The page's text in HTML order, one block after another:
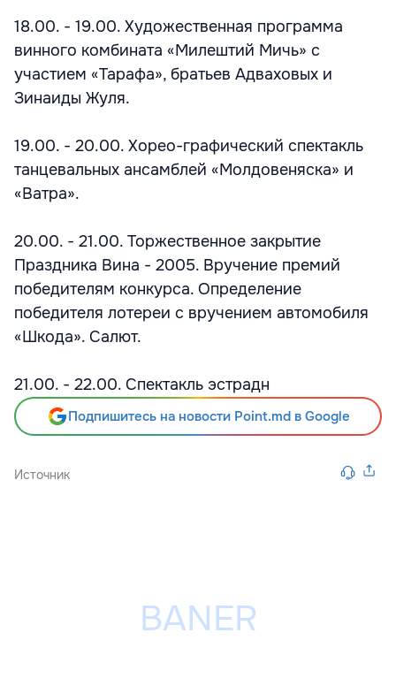
18.00. - 19.00. Художественная программа
винного комбината «Милештий Мичь» с
участием «Тарафа», братьев Адваховых и
Зинаиды Жуля.
19.00. - 20.00. Хорео-графический спектакль
танцевальных ансамблей «Молдовеняска» и
«Ватра».
20.00. - 21.00. Торжественное закрытие
Праздника Вина - 2005. Вручение премий
победителям конкурса. Определение
победителя лотереи с вручением автомобиля
«Шкода». Салют.
21.00. - 22.00. Спектакль эстрадн
Подпишитесь на новости Point.md в Google
Источник